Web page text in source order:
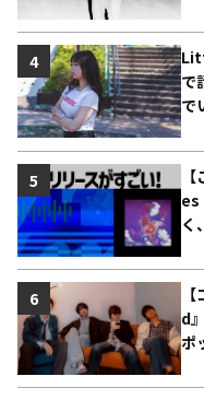
で
で
4
es
く
5
d
ポ
6